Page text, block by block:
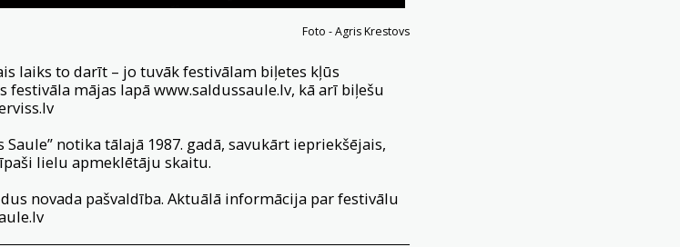
Foto - Agris Krestovs
laiks to darīt – jo tuvāk festivālam biļetes kļūs
festivāla mājas lapāwww.saldussaule.lv, kā arī biļešu
notika tālajā 1987. gadā, savukārt iepriekšējais,
lielu apmeklētāju skaitu.
novada pašvaldība. Aktuālā informācija par festivālu